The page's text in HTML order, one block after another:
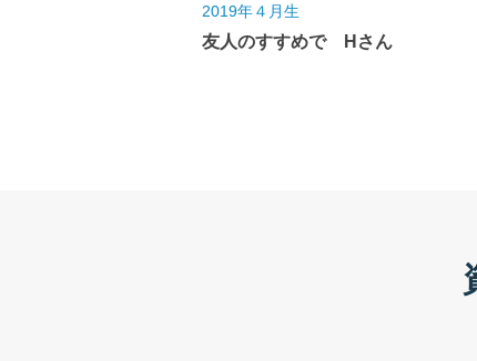
2019年４月生
友人のすすめで Hさん